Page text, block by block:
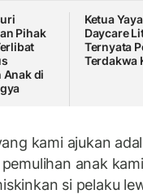
Pihak
Anak di
Ketua
Daycare
Ternyata
Terdakwa
kami ajukan
anak
si pelaku